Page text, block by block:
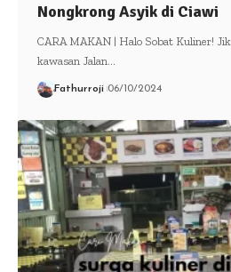
Nongkrong Asyik di Ciawi
CARA MAKAN | Halo Sobat Kuliner!
kawasan Jalan…
Fathurroji 06/10/2024